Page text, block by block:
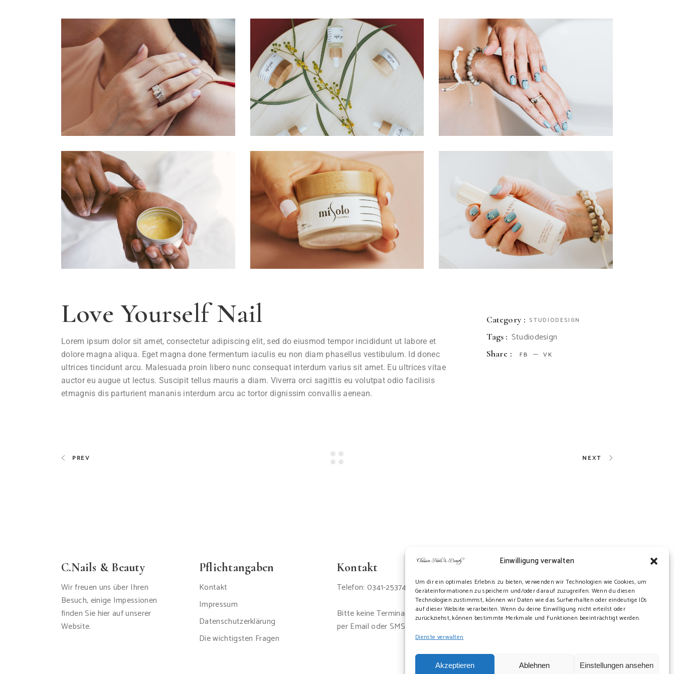
Einwilligung verwalten
Um dir ein optimales Erlebnis zu bieten, verwenden wir Technologien wie Cookies, um
Geräteinformationen zu speichern und/oder darauf zuzugreifen. Wenn du diesen
Technologien zustimmst, können wir Daten wie das Surfverhalten oder eindeutige IDs
auf dieser Website verarbeiten. Wenn du deine Einwilligung nicht erteilst oder
zurückziehst, können bestimmte Merkmale und Funktionen beeinträchtigt werden.
Dienste verwalten
Akzeptieren Ablehnen Einstellungen ansehen
Love Yourself Nail
Lorem ipsum dolor sit amet, consectetur adipiscing elit, sed do eiusmod tempor incididunt ut labore et
dolore magna aliqua. Eget magna done fermentum iaculis eu non diam phasellus vestibulum. Id donec
ultrices tincidunt arcu. Malesuada proin libero nunc consequat interdum varius sit amet. Eu ultrices vitae
auctor eu augue ut lectus. Suscipit tellus mauris a diam. Viverra orci sagittis eu volutpat odio facilisis
etmagnis dis parturient mananis interdum arcu ac tortor dignissim convallis aenean.
Category : STUDIODESIGN
Tags : Studiodesign
Share : FB VK
PREV NEXT
C.Nails & Beauty
Wir freuen uns über Ihren
Besuch, einige Impessionen
finden Sie hier auf unserer
Website.
Pflichtangaben
Kontakt
Impressum
Datenschutzerklärung
Die wichtigsten Fragen
Kontakt
Telefon: 0341-2537447
Bitte keine Terminanfragen
per Email oder SMS